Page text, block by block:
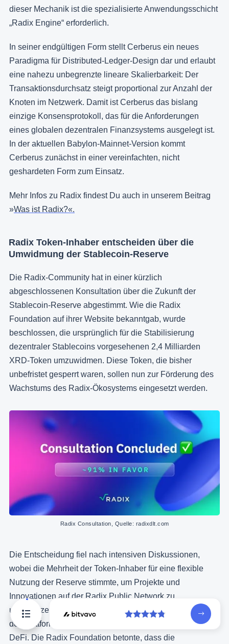
dieser Mechanik ist die spezialisierte Anwendungsschicht
„Radix Engine“ erforderlich.
In seiner endgültigen Form stellt Cerberus ein neues
Paradigma für Distributed-Ledger-Design dar und erlaubt
eine nahezu unbegrenzte lineare Skalierbarkeit: Der
Transaktionsdurchsatz steigt proportional zur Anzahl der
Knoten im Netzwerk. Damit ist Cerberus das bislang
einzige Konsensprotokoll, das für die Anforderungen
eines globalen dezentralen Finanzsystems ausgelegt ist.
In der aktuellen Babylon-Mainnet-Version kommt
Cerberus zunächst in einer vereinfachten, nicht
geshardeten Form zum Einsatz.
Mehr Infos zu Radix findest Du auch in unserem Beitrag
»Was ist Radix?«.
Radix Token-Inhaber entscheiden über die
Umwidmung der Stablecoin-Reserve
Die Radix-Community hat in einer kürzlich
abgeschlossenen Konsultation über die Zukunft der
Stablecoin-Reserve abgestimmt. Wie die Radix
Foundation auf ihrer Website bekanntgab, wurde
beschlossen, die ursprünglich für die Stabilisierung
dezentraler Stablecoins vorgesehenen 2,4 Milliarden
XRD-Token umzuwidmen. Diese Token, die bisher
unbefristet gesperrt waren, sollen nun zur Förderung des
Wachstums des Radix-Ökosystems eingesetzt werden.
Radix Consultation, Quelle: radixdlt.com
Die Entscheidung fiel nach intensiven Diskussionen,
wobei die Mehrheit der Token-Inhaber für eine flexible
Nutzung der Reserve stimmte, um Projekte und
Innovationen auf der Radix Public Network zu
unterstützen. Ziel ist es, die Entwicklung und Akzeptanz
der Plattform voranzutreiben, insbesondere im Bereich
DeFi. Die Radix Foundation betonte, dass die